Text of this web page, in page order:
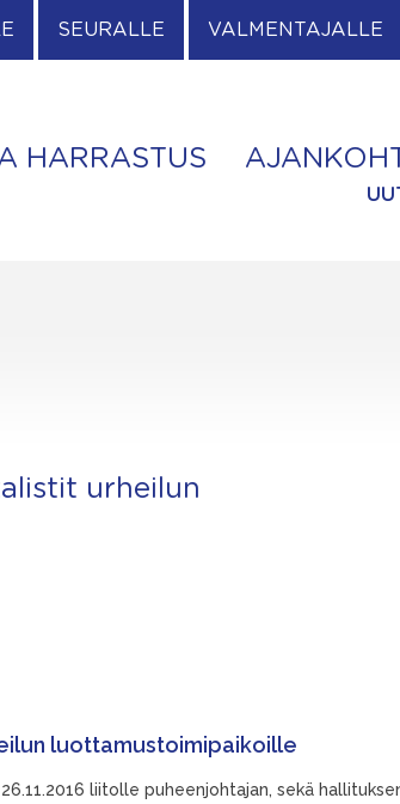
SEURALLE VALMENTAJALLE
HARRASTUS
urheilun
luottamustoimipaikoille
liitolle puheenjohtajan, sekä